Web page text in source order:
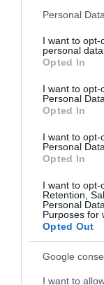
Please note that
not limited to
grant or deny
use your data for
consent section.
Personal
I want to opt-
personal data.
Opted In
I want to opt-
Personal Data.
Opted In
I want to opt-
Personal
Opted In
I want to opt-
Retention,
Personal
Purposes for
Opted Out
Google
I want to
Στην
πέντε
Η Εθνική ομάδα
του Παγκοσμίου
Παναθηναϊκού